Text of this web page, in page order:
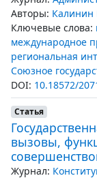
Авторы: Калинин
Ключевые слова:
международное
региональная
Союзное
DOI: 10.18572/
Статья
вызовы,
Журнал: